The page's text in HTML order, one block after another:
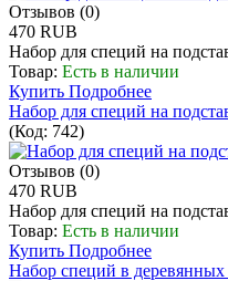
Отзывов (0)
470 RUB
Набор для специй на
Товар: Есть в наличии
Купить Подробнее
Набор для специй на
(Код: 742)
Отзывов (0)
470 RUB
Набор для специй на
Товар: Есть в наличии
Купить Подробнее
Набор специй в деревянных